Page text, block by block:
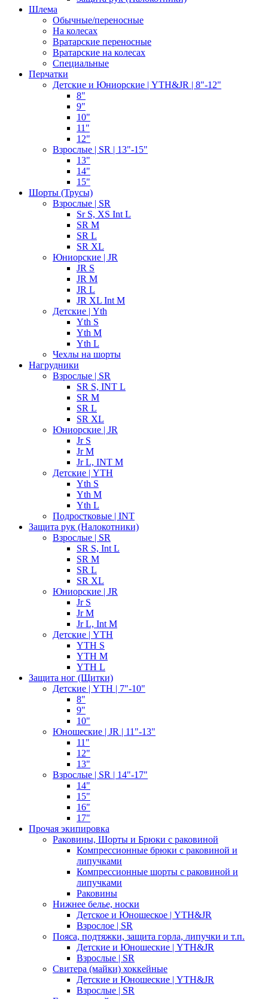
Шлема
Обычные/переносные
На колесах
Вратарские переносные
Вратарские на колесах
Специальные
Перчатки
Детские и Юниорские | YTH&JR | 8"-12"
8"
9"
10"
11"
12"
Взрослые | SR | 13"-15"
13"
14"
15"
Шорты (Трусы)
Взрослые | SR
Sr S, XS Int L
SR M
SR L
SR XL
Юниорские | JR
JR S
JR M
JR L
JR XL Int M
Детские | Yth
Yth S
Yth M
Yth L
Чехлы на шорты
Нагрудники
Взрослые | SR
SR S, INT L
SR M
SR L
SR XL
Юниорские | JR
Jr S
Jr M
Jr L, INT M
Детские | YTH
Yth S
Yth M
Yth L
Подростковые | INT
Защита рук (Налокотники)
Взрослые | SR
SR S, Int L
SR M
SR L
SR XL
Юниорские | JR
Jr S
Jr M
Jr L, Int M
Детские | YTH
YTH S
YTH M
YTH L
Защита ног (Щитки)
Детские | YTH | 7"-10"
8"
9"
10"
Юношеские | JR | 11"-13"
11"
12"
13"
Взрослые | SR | 14"-17"
14"
15"
16"
17"
Прочая экипировка
Раковины, Шорты и Брюки с раковиной
Компрессионные брюки с раковиной и
липучками
Компрессионные шорты с раковиной и
липучками
Раковины
Нижнее белье, носки
Детское и Юношеское | YTH&JR
Взрослое | SR
Пояса, подтяжки, защита горла, липучки и т.п.
Детские и Юношеские | YTH&JR
Взрослые | SR
Свитера (майки) хоккейные
Детские и Юношеские | YTH&JR
Взрослые | SR